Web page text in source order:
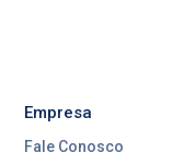
Empresa
Fale Conosco